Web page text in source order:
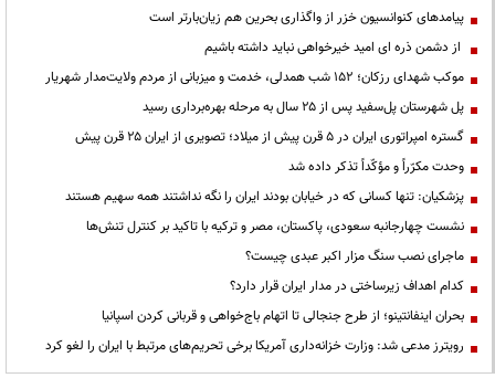
پیامدهای کنوانسیون خزر از واگذاری بحرین هم زیان‌بارتر است
از دشمن ذره ای امید خیرخواهی نباید داشته باشیم
موکب شهدای رزکان؛ ۱۵۲ شب همدلی، خدمت و میزبانی از مردم ولایت‌مدار شهریار
پل شهرستان پل‌سفید پس از ۲۵ سال به مرحله بهره‌برداری رسید
گستره امپراتوری ایران در ۵ قرن پیش از میلاد؛ تصویری از ایران ۲۵ قرن پیش
وحدت مکرّراً و مؤکّداً تذکر داده شد
پزشکیان: تنها کسانی که در خیابان بودند ایران را نگه نداشتند همه سهیم هستند
نشست چهارجانبه سعودی، پاکستان، مصر و ترکیه با تاکید بر کنترل تنش‌ها
ماجرای نصب سنگ مزار اکبر عبدی چیست؟
کدام اهداف زیرساختی در مدار ایران قرار دارد؟
بحران اینفانتینو؛ از طرح جنجالی تا اتهام باج‌خواهی و قربانی کردن اسپانیا
رویترز مدعی شد: وزارت خزانه‌داری آمریکا برخی تحریم‌های مرتبط با ایران را لغو کرد